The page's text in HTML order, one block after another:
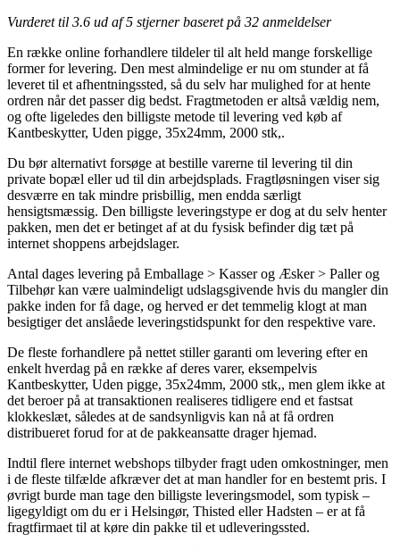
Vurderet til 3.6 ud af 5 stjerner baseret på 32 anmeldelser
En række online forhandlere tildeler til alt held mange forskellige
former for levering. Den mest almindelige er nu om stunder at få
leveret til et afhentningssted, så du selv har mulighed for at hente
ordren når det passer dig bedst. Fragtmetoden er altså vældig nem,
og ofte ligeledes den billigste metode til levering ved køb af
Kantbeskytter, Uden pigge, 35x24mm, 2000 stk,.
Du bør alternativt forsøge at bestille varerne til levering til din
private bopæl eller ud til din arbejdsplads. Fragtløsningen viser sig
desværre en tak mindre prisbillig, men endda særligt
hensigtsmæssig. Den billigste leveringstype er dog at du selv henter
pakken, men det er betinget af at du fysisk befinder dig tæt på
internet shoppens arbejdslager.
Antal dages levering på Emballage > Kasser og Æsker > Paller og
Tilbehør kan være ualmindeligt udslagsgivende hvis du mangler din
pakke inden for få dage, og herved er det temmelig klogt at man
besigtiger det anslåede leveringstidspunkt for den respektive vare.
De fleste forhandlere på nettet stiller garanti om levering efter en
enkelt hverdag på en række af deres varer, eksempelvis
Kantbeskytter, Uden pigge, 35x24mm, 2000 stk,, men glem ikke at
det beroer på at transaktionen realiseres tidligere end et fastsat
klokkeslæt, således at de sandsynligvis kan nå at få ordren
distribueret forud for at de pakkeansatte drager hjemad.
Indtil flere internet webshops tilbyder fragt uden omkostninger, men
i de fleste tilfælde afkræver det at man handler for en bestemt pris. I
øvrigt burde man tage den billigste leveringsmodel, som typisk –
ligegyldigt om du er i Helsingør, Thisted eller Hadsten – er at få
fragtfirmaet til at køre din pakke til et udleveringssted.